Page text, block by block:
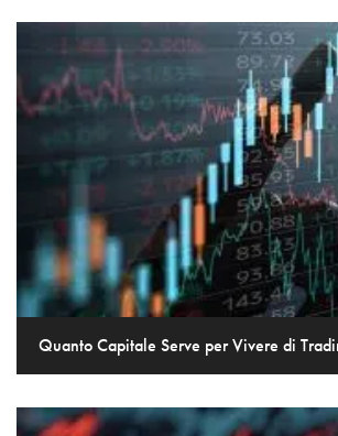
Quanto Capitale Serve per Vivere di